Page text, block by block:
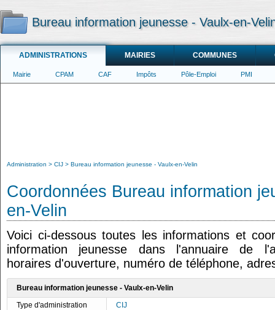
Bureau information jeunesse - Vaulx-en-
ADMINISTRATIONS MAIRIES COMMUNES
Mairie CPAM CAF Impôts Pôle-Emploi PMI
Administration CIJ Bureau information jeunesse - Vaulx-en-Velin
Coordonnées Bureau information
en-Velin
Voici ci-dessous toutes les informations et
information jeunesse dans l'annuaire de
horaires d'ouverture, numéro de téléphone,
Bureau information jeunesse - Vaulx-en-Velin
Type d'administration
CIJ